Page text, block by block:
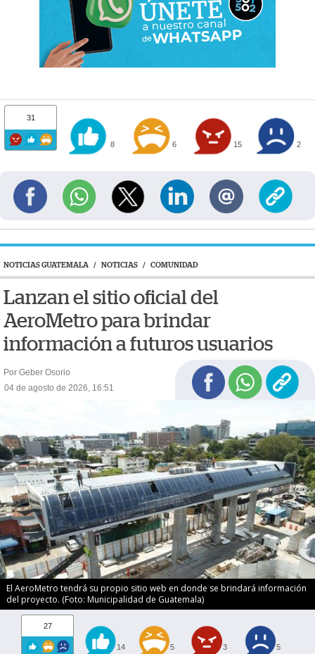
31
8 6 15 2
NOTICIAS GUATEMALA / NOTICIAS / COMUNIDAD
Lanzan el sitio oficial del
AeroMetro para brindar
información a futuros usuarios
Por Geber Osorio
04 de agosto de 2026, 16:51
El AeroMetro tendrá su propio sitio web en donde se brindará información
del proyecto. (Foto: Municipalidad de Guatemala)
27
14 5 3 5